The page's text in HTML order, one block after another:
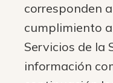
corresponden
cumplimiento
Servicios de la
información